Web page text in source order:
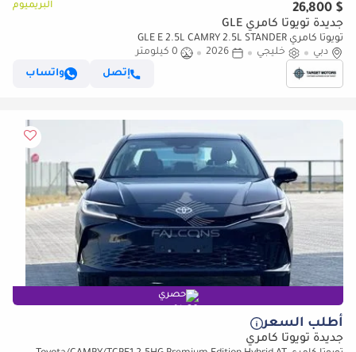
$ 26,800 البريميوم
جديدة تويوتا كامري GLE
تويوتا كامري GLE E 2.5L CAMRY 2.5L STANDER
دبي
خليجي 2026
0 كيلومتر
إتصل
واتساب
حصري
أطلب السعر
جديدة تويوتا كامري